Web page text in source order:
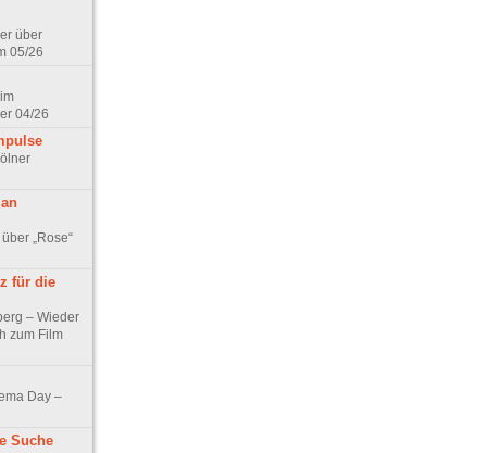
über
05/26
04/26
„Rose“
für die
– Wieder
zum Film
Day –
Suche